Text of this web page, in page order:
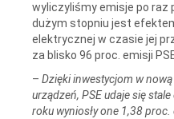
wyliczyliśmy emisje po raz
dużym stopniu jest
elektrycznej w czasie jej
za blisko 96 proc. emisji
– Dzięki inwestycjom w
urządzeń, PSE udaje się
roku wyniosły one 1,38 proc.